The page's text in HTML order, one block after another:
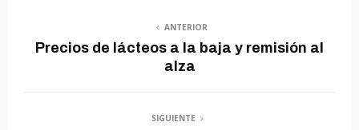
ANTERIOR
Precios de lácteos a la baja y remisión al
alza
SIGUIENTE